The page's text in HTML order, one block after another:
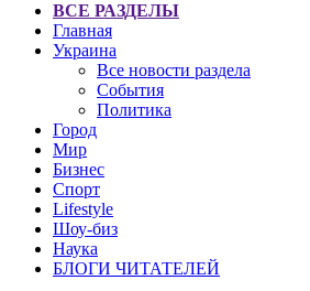
ВСЕ РАЗДЕЛЫ
Главная
Украина
Все новости раздела
События
Политика
Город
Мир
Бизнес
Спорт
Lifestyle
Шоу-биз
Наука
БЛОГИ ЧИТАТЕЛЕЙ